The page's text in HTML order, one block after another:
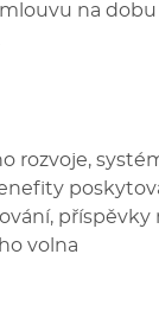
na
rozvoje,
volna